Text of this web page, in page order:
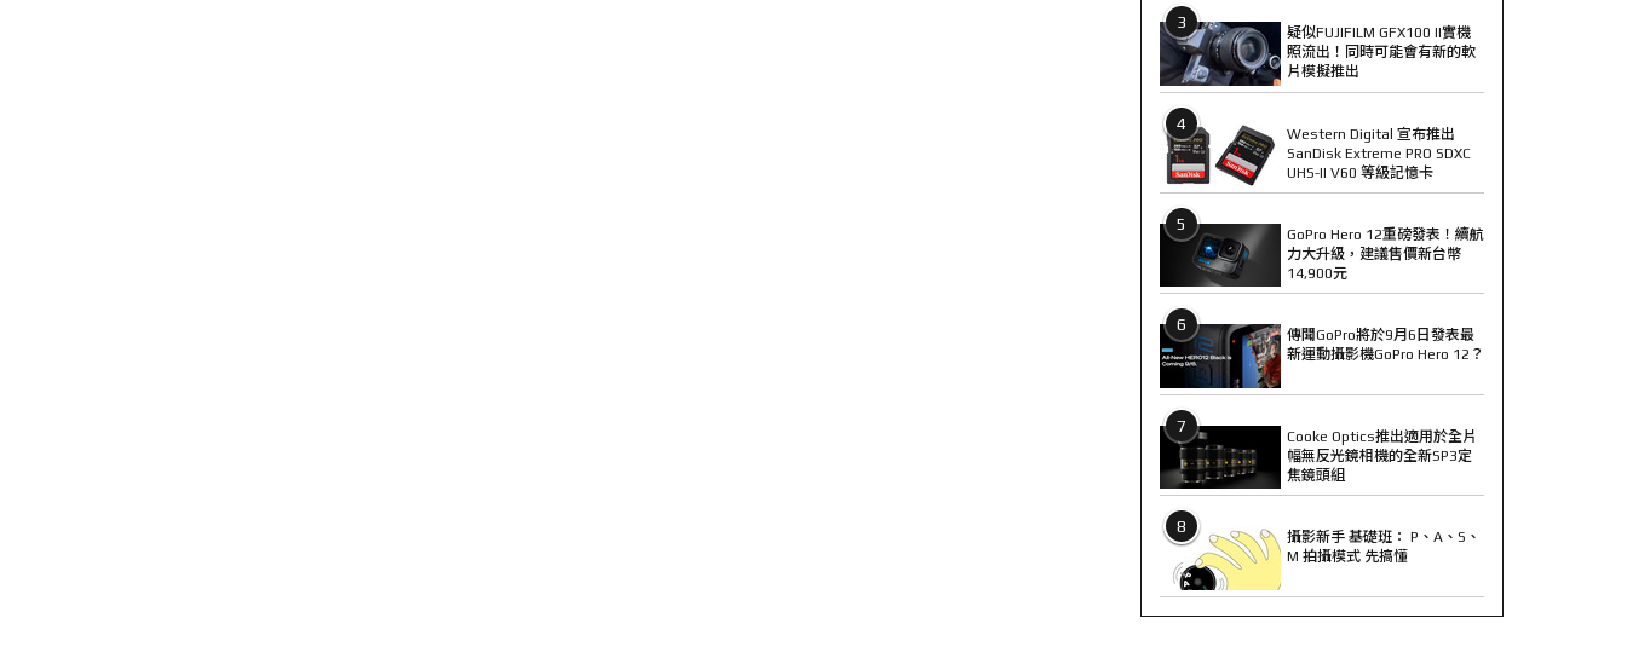
3
疑似FUJIFILM GFX100 II實機
照流出！同時可能會有新的軟
片模擬推出
4
Western Digital 宣布推出
SanDisk Extreme PRO SDXC
UHS-II V60 等級記憶卡
5
GoPro Hero 12重磅發表！續航
力大升級，建議售價新台幣
14,900元
6
傳聞GoPro將於9月6日發表最
新運動攝影機GoPro Hero 12？
7
Cooke Optics推出適用於全片
幅無反光鏡相機的全新SP3定
焦鏡頭組
8
攝影新手 基礎班： P、A、S、
M 拍攝模式 先搞懂